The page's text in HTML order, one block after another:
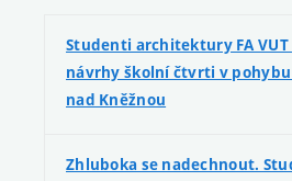
Studenti architektury FA
návrhy školní čtvrti v
nad Kněžnou
Zhluboka se nadechnout.